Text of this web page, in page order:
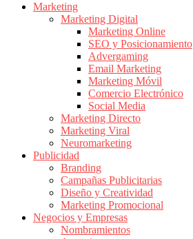
Colombia
Magazine
Publicidad
Marketing
Marketing
Marketing Digital
Marketing Online
SEO y Posicionamiento
Advergaming
Email Marketing
Marketing Móvil
Comercio Electrónico
Social Media
Marketing Directo
Marketing Viral
Neuromarketing
Publicidad
Branding
Campañas Publicitarias
Diseño y Creatividad
Marketing Promocional
Negocios y Empresas
Nombramientos